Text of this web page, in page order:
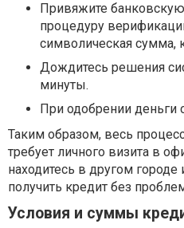
Привяжите
процедуру
символическая сумма,
Дождитесь решения
минуты.
При одобрении деньги
Таким образом, весь
требует личного визита в
находитесь в другом
получить кредит без
Условия и суммы